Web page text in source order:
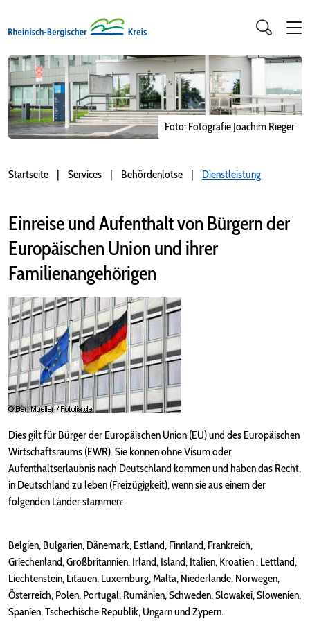
Foto: Fotografie Joachim Rieger
Startseite Services Behördenlotse Dienstleistung
Einreise und Aufenthalt von Bürgern der
Europäischen Union und ihrer
Familienangehörigen
Dies gilt für Bürger der Europäischen Union (EU) und des Europäischen
Wirtschaftsraums (EWR). Sie können ohne Visum oder
Aufenthaltserlaubnis nach Deutschland kommen und haben das Recht,
in Deutschland zu leben (Freizügigkeit), wenn sie aus einem der
folgenden Länder stammen:
Belgien, Bulgarien, Dänemark, Estland, Finnland, Frankreich,
Griechenland, Großbritannien, Irland, Island, Italien, Kroatien , Lettland,
Liechtenstein, Litauen, Luxemburg, Malta, Niederlande, Norwegen,
Österreich, Polen, Portugal, Rumänien, Schweden, Slowakei, Slowenien,
Spanien, Tschechische Republik, Ungarn und Zypern.